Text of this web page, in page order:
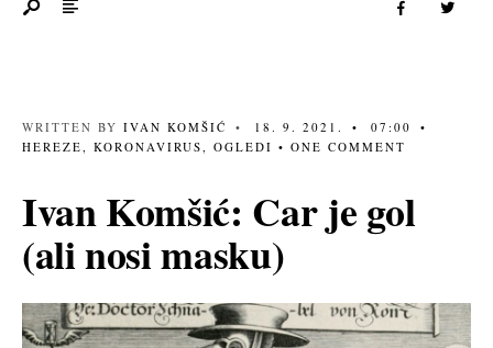
WRITTEN BY IVAN KOMŠIĆ • 18. 9. 2021. • 07:00
•
HEREZE, KORONAVIRUS, OGLEDI • ONE COMMENT
Ivan Komšić: Car je gol
(ali nosi masku)